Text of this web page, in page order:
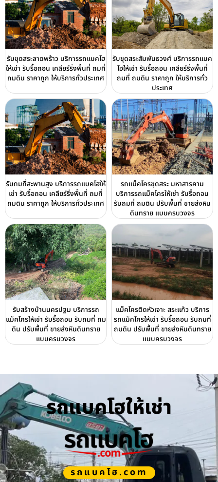
รับขุดสระลาดพร้าว บริการรถแบคโฮ
ให้เช่า รับรื้อถอน เคลียร์ริ่งพื้นที่ ถมที่
ถมดิน ราคาถูก ให้บริการทั่วประเทศ
รับขุดสระสัมพันธวงศ์ บริการรถแบค
โฮให้เช่า รับรื้อถอน เคลียร์ริ่งพื้นที่
ถมที่ ถมดิน ราคาถูก ให้บริการทั่ว
ประเทศ
รับถมที่สะพานสูง บริการรถแบคโฮให้
เช่า รับรื้อถอน เคลียร์ริ่งพื้นที่ ถมที่
ถมดิน ราคาถูก ให้บริการทั่วประเทศ
รถแม็คโครขุดสระ มหาสารคาม
บริการรถแม็คโครให้เช่า รับรื้อถอน
รับถมที่ ถมดิน ปรับพื้นที่ ขายส่งหิน
ดินทราย แบบครบวงจร
รับสร้างบ้านนครปฐม บริการรถ
แม็คโครให้เช่า รับรื้อถอน รับถมที่ ถม
ดิน ปรับพื้นที่ ขายส่งหินดินทราย
แบบครบวงจร
แม็คโครติดหัวเจาะ สระแก้ว บริการ
รถแม็คโครให้เช่า รับรื้อถอน รับถมที่
ถมดิน ปรับพื้นที่ ขายส่งหินดินทราย
แบบครบวงจร
รถแบคโฮให้เช่า
รถแบคโฮ.com